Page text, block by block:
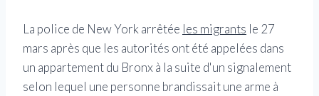
La police de New York arrêtée les migrants le 27
mars après que les autorités ont été appelées dans
un appartement du Bronx à la suite d'un signalement
selon lequel une personne brandissait une arme à